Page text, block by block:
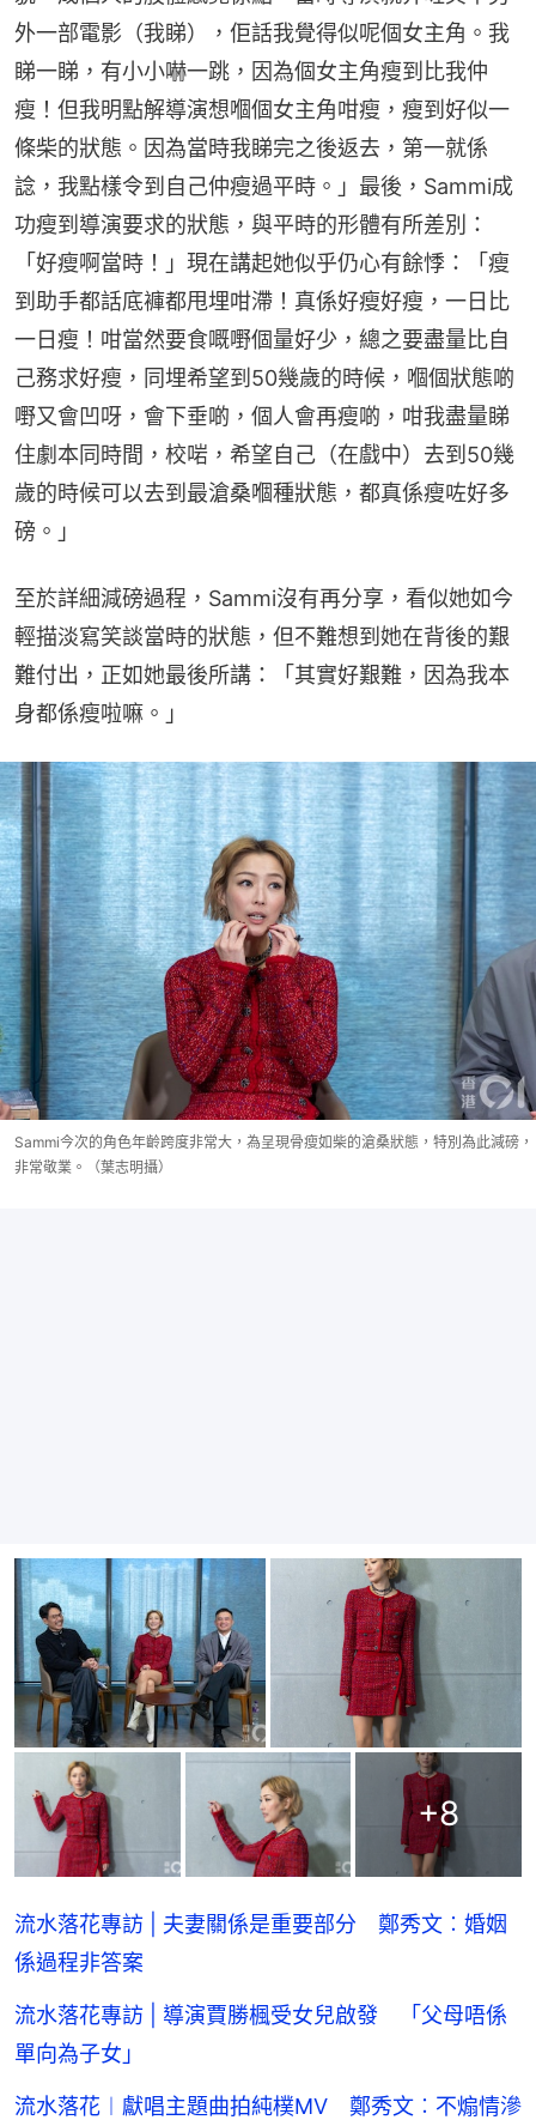
外一部電影（我睇），佢話我覺得似呢個女主角。我
睇一睇，有小小嚇一跳，因為個女主角瘦到比我仲
瘦！但我明點解導演想嗰個女主角咁瘦，瘦到好似一
條柴的狀態。因為當時我睇完之後返去，第一就係
諗，我點樣令到自己仲瘦過平時。」最後，Sammi成
功瘦到導演要求的狀態，與平時的形體有所差別：
「好瘦啊當時！」現在講起她似乎仍心有餘悸：「瘦
到助手都話底褲都甩埋咁滯！真係好瘦好瘦，一日比
一日瘦！咁當然要食嘅嘢個量好少，總之要盡量比自
己務求好瘦，同埋希望到50幾歲的時候，嗰個狀態啲
嘢又會凹呀，會下垂啲，個人會再瘦啲，咁我盡量睇
住劇本同時間，校啱，希望自己（在戲中）去到50幾
歲的時候可以去到最滄桑嗰種狀態，都真係瘦咗好多
磅。」
至於詳細減磅過程，Sammi沒有再分享，看似她如今
輕描淡寫笑談當時的狀態，但不難想到她在背後的艱
難付出，正如她最後所講：「其實好艱難，因為我本
身都係瘦啦嘛。」
Sammi今次的角色年齡跨度非常大，為呈現骨瘦如柴的滄桑狀態，特別為此減磅，
非常敬業。（葉志明攝）
+8
流水落花專訪 | 夫妻關係是重要部分 鄭秀文︰婚姻
係過程非答案
流水落花專訪 | 導演賈勝楓受女兒啟發 「父母唔係
單向為子女」
流水落花︱獻唱主題曲拍純樸MV 鄭秀文︰不煽情滲